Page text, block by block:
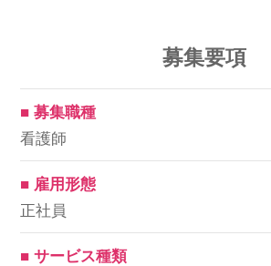
募集要項
■ 募集職種
看護師
■ 雇用形態
正社員
■ サービス種類